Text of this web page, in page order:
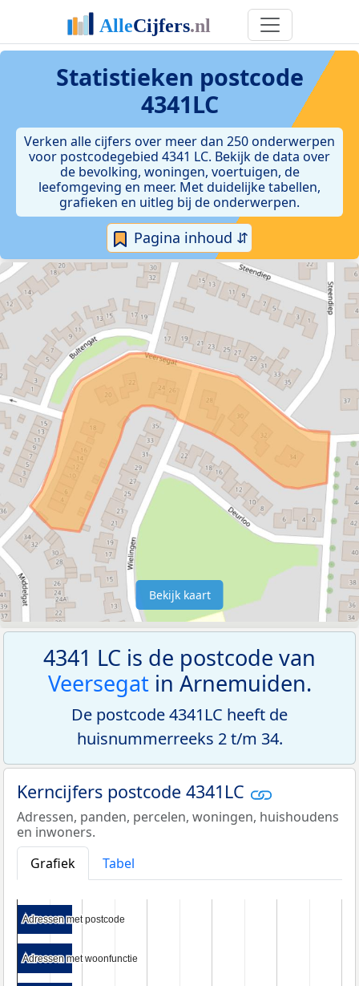
Statistieken postcode
4341LC
Verken alle cijfers over meer dan 250 onderwerpen
voor postcodegebied 4341 LC. Bekijk de data over
de bevolking, woningen, voertuigen, de
leefomgeving en meer. Met duidelijke tabellen,
grafieken en uitleg bij de onderwerpen.
Pagina inhoud ⇵
Bekijk kaart
4341 LC is de postcode van
Veersegatin Arnemuiden.
De postcode 4341LC heeft de
huisnummerreeks 2 t/m 34.
Kerncijfers postcode 4341LC
Adressen, panden, percelen, woningen, huishoudens
en inwoners.
Grafiek
Tabel
Adressen met postcode
Adressen met postcode
Adressen met woonfunctie
Adressen met woonfunctie